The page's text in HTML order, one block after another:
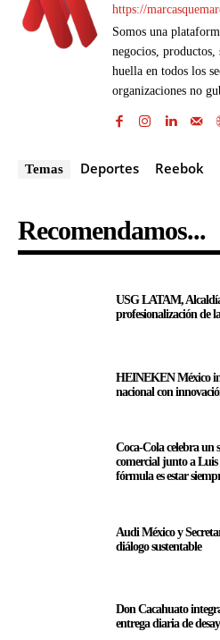
https://
Somos una
negocios, productos,
huella en todos los
organizaciones no
Temas Deportes Reebok
Recomendamos...
USG LATAM,
profesionalización de
HEINEKEN México
nacional con
Coca-Cola celebra un
comercial junto a
fórmula es estar
Audi México y
diálogo sustentable
Don Cacahuato
entrega diaria de